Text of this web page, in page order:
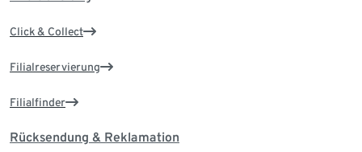
Click & Collect
Filialreservierung
Filialfinder
Rücksendung & Reklamation